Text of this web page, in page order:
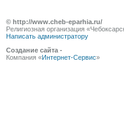
© http://www.cheb-eparhia.ru/
Религиозная организация
Написать администратору
Создание сайта -
Компания «Интернет-Сервис»